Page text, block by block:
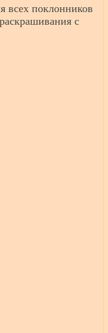
всех поклонников
с